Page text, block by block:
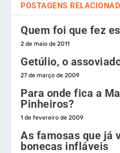
POSTAGENS
Quem foi que fez
2 de maio de 2011
Getúlio, o
27 de março de 2009
Para onde fica a
Pinheiros?
1 de fevereiro de 2009
As famosas que já
bonecas infláveis